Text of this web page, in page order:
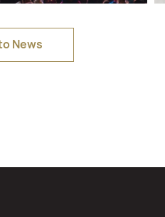
News